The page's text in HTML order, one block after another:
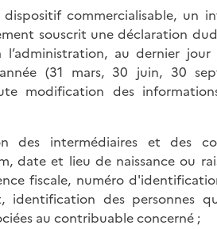
dispositif commercialisable, un
souscrit une déclaration
l’administration, au dernier
(31 mars, 30 juin, 30
modification des
des intermédiaires et des
date et lieu de naissance ou
fiscale, numéro
identification des personnes
au contribuable concerné ;